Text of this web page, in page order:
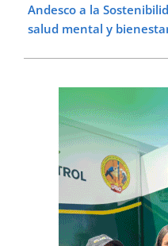
Andesco a la
salud mental y